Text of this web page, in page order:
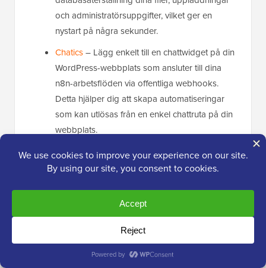
och administratörsuppgifter, vilket ger en
nystart på några sekunder.
Chatics– Lägg enkelt till en chattwidget på din
WordPress-webbplats som ansluter till dina
n8n-arbetsflöden via offentliga webhooks.
Detta hjälper dig att skapa automatiseringar
som kan utlösas från en enkel chattruta på din
webbplats.
Det var allt för septemberutgåvan av WPBeginner
Spotlight. Från integtygsverktyg i WPConsent till nya
automatiseringsflöden, Stripe-utbetalningar och
höjdpunkter från WordCamp US 2025, det har varit
en hektisk månad för WordPress-communityn.
Vi är tillbaka nästa månad med fler nyheter,